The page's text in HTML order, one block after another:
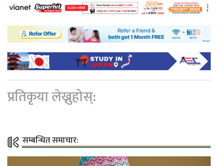
प्रतिकृया लेख्नुहोस्:
सम्बन्धित समाचार: